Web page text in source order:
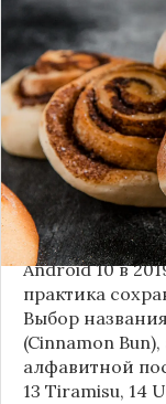
следующей
сообщают
ожидается в
названием
корицей»).
Это решение
Google
сладостей и
т.д.), хотя
использовать
Android 10 в
практика
Выбор
(Cinnamon
алфавитной
13 Tiramisu, 14